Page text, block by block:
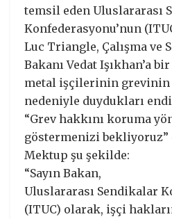
temsil eden Uluslararası
Konfederasyonu’nun
Luc Triangle, Çalışma ve
Bakanı Vedat Işıkhan’a
metal işçilerinin grevinin
nedeniyle duydukları
“Grev hakkını koruma
göstermenizi bekliyoruz”
Mektup şu şekilde:
“Sayın Bakan,
Uluslararası Sendikalar
(ITUC) olarak, işçi